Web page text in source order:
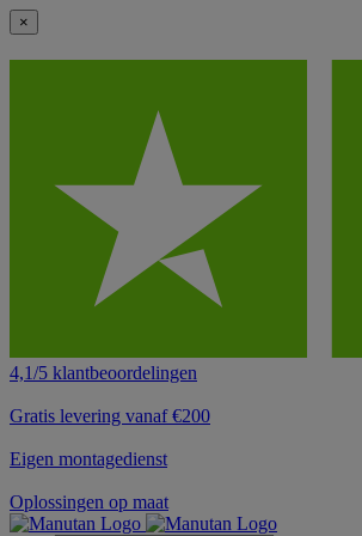
×
4,1/5 klantbeoordelingen
Gratis levering vanaf €200
Eigen montagedienst
Oplossingen op maat